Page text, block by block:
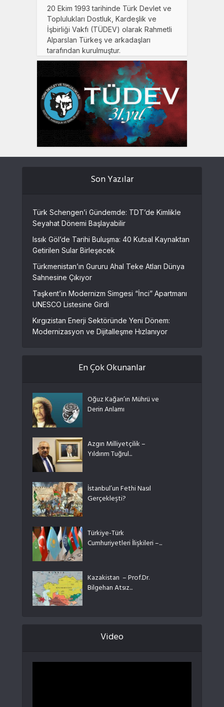
20 Ekim 1993 tarihinde Türk Devlet ve
Toplulukları Dostluk, Kardeşlik ve
İşbirliği Vakfı (TÜDEV) olarak Rahmetli
Alparslan Türkeş ve arkadaşları
tarafından kurulmuştur.
Son Yazılar
Türk Schengen’i Gündemde: TDT’de Kimlikle
Seyahat Dönemi Başlayabilir
Issık Göl’de Tarihi Buluşma: 40 Kutsal Kaynaktan
Getirilen Sular Birleşecek
Türkmenistan’ın Gururu Ahal Teke Atları Dünya
Sahnesine Çıkıyor
Taşkent’in Modernizm Simgesi “İnci” Apartmanı
UNESCO Listesine Girdi
Kırgızistan Enerji Sektöründe Yeni Dönem:
Modernizasyon ve Dijitalleşme Hızlanıyor
En Çok Okunanlar
Oğuz Kağan’ın Mührü ve
Derin Anlamı
Azgın Milliyetçilik –
Yıldırım Tuğrul...
İstanbul’un Fethi Nasıl
Gerçekleşti?
Türkiye-Türk
Cumhuriyetleri İlişkileri –...
Kazakistan – Prof.Dr.
Bilgehan Atsız...
Video